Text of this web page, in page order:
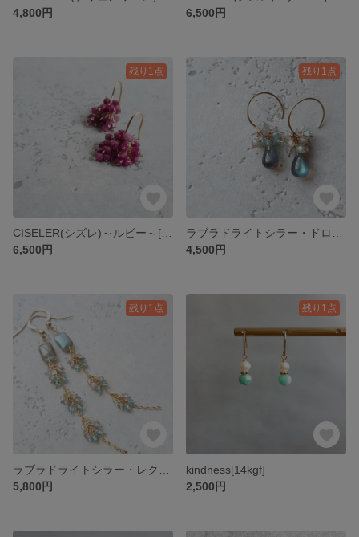
4,800円
6,500円
残り1点
6,500円
残り1点
4,500円
残り1点
5,800円
残り1点
kindness[14kgf]
2,500円